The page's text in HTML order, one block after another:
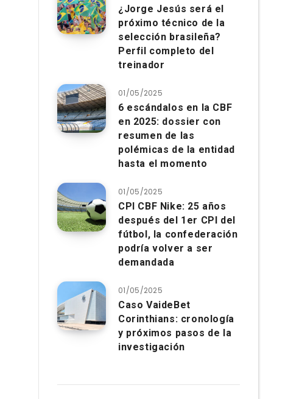
¿Jorge Jesús será el
próximo técnico de la
selección brasileña?
Perfil completo del
treinador
01/05/2025
6 escándalos en la CBF
en 2025: dossier con
resumen de las
polémicas de la entidad
hasta el momento
01/05/2025
CPI CBF Nike: 25 años
después del 1er CPI del
fútbol, ​​la confederación
podría volver a ser
demandada
01/05/2025
Caso VaideBet
Corinthians: cronología
y próximos pasos de la
investigación